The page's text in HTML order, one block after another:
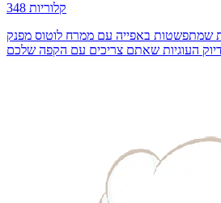
348 קלוריות
שמתפשטות באפייה עם ממרח לוטוס מפנק